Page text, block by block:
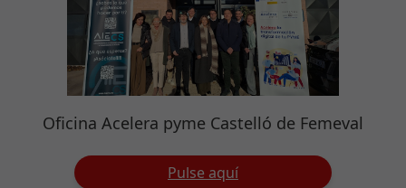
Oficina Acelera pyme Castelló de Femeval
Pulse aquí